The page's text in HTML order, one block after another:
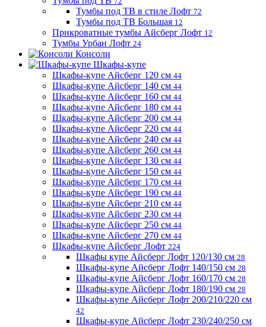
Тумбы под ТВ в стиле Лофт 72
Тумбы под ТВ Большая 12
Прикроватные тумбы Айсберг Лофт 12
Тумбы Урбан Лофт 24
Консоли
Шкафы-купе
Шкафы-купе Айсберг 120 см 44
Шкафы-купе Айсберг 140 см 44
Шкафы-купе Айсберг 160 см 44
Шкафы-купе Айсберг 180 см 44
Шкафы-купе Айсберг 200 см 44
Шкафы-купе Айсберг 220 см 44
Шкафы-купе Айсберг 240 см 44
Шкафы-купе Айсберг 260 см 44
Шкафы-купе Айсберг 130 см 44
Шкафы-купе Айсберг 150 см 44
Шкафы-купе Айсберг 170 см 44
Шкафы-купе Айсберг 190 см 44
Шкафы-купе Айсберг 210 см 44
Шкафы-купе Айсберг 230 см 44
Шкафы-купе Айсберг 250 см 44
Шкафы-купе Айсберг 270 см 44
Шкафы-купе Айсберг Лофт 224
Шкафы купе Айсберг Лофт 120/130 см 28
Шкафы-купе Айсберг Лофт 140/150 см 28
Шкафы-купе Айсберг Лофт 160/170 см 28
Шкафы-купе Айсберг Лофт 180/190 см 28
Шкафы-купе Айсберг Лофт 200/210/220 см
42
Шкафы-купе Айсберг Лофт 230/240/250 см